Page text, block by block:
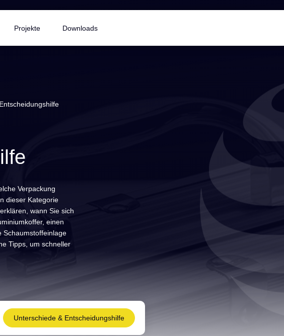
Projekte Downloads
Verpackung
dieser Kategorie
wann Sie sich
einen
Schaumstoffeinlage
Tipps, um schneller
Unterschiede & Entscheidungshilfe